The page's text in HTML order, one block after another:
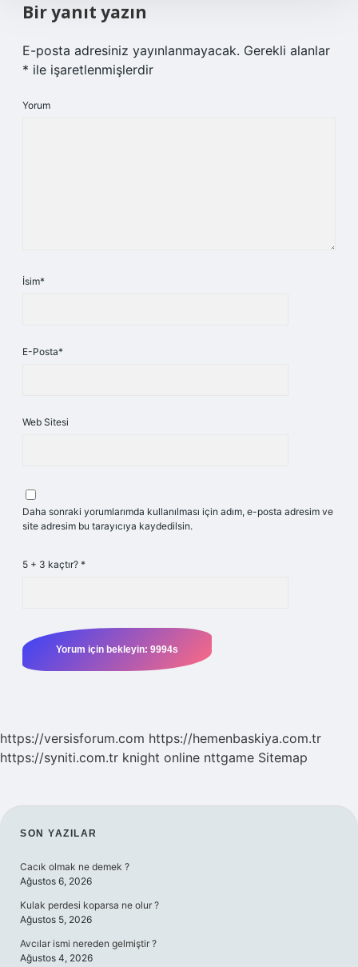
Bir yanıt yazın
E-posta adresiniz yayınlanmayacak. Gerekli alanlar
* ile işaretlenmişlerdir
Yorum
İsim*
E-Posta*
Web Sitesi
Daha sonraki yorumlarımda kullanılması için adım, e-posta adresim ve
site adresim bu tarayıcıya kaydedilsin.
5 + 3 kaçtır? *
https://versisforum.com https://hemenbaskiya.com.tr
https://syniti.com.tr knight online nttgame Sitemap
SIDEBAR
SON YAZILAR
Cacık olmak ne demek ?
Ağustos 6, 2026
Kulak perdesi koparsa ne olur ?
Ağustos 5, 2026
Avcılar ismi nereden gelmiştir ?
Ağustos 4, 2026